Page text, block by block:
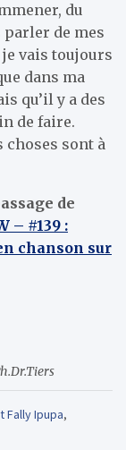
du
de mes
je vais toujours
dans ma
qu’il y a des
de faire.
choses sont à
de
– #139 :
chanson sur
Fally Ipupa,